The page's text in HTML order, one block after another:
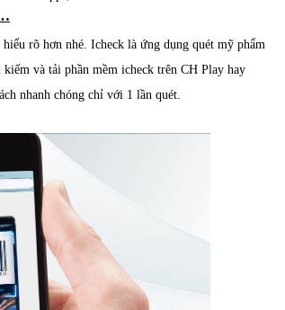
rõ hơn nhé. Icheck là ứng dụng quét mỹ phẩm
và tải phần mềm icheck trên CH Play hay
nhanh chóng chỉ với 1 lần quét.